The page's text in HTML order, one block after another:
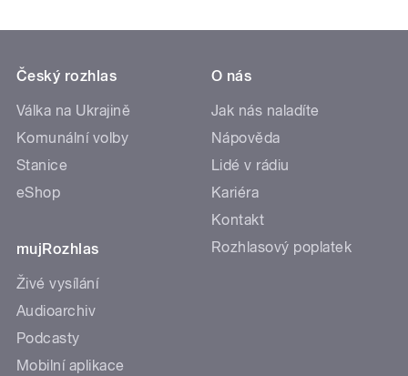
Český rozhlas
Válka na Ukrajině
Komunální volby
Stanice
eShop
mujRozhlas
Živé vysílání
Audioarchiv
Podcasty
Mobilní aplikace
O nás
Jak nás naladíte
Nápověda
Lidé v rádiu
Kariéra
Kontakt
Rozhlasový poplatek